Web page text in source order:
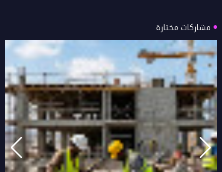
مشاركات مختارة